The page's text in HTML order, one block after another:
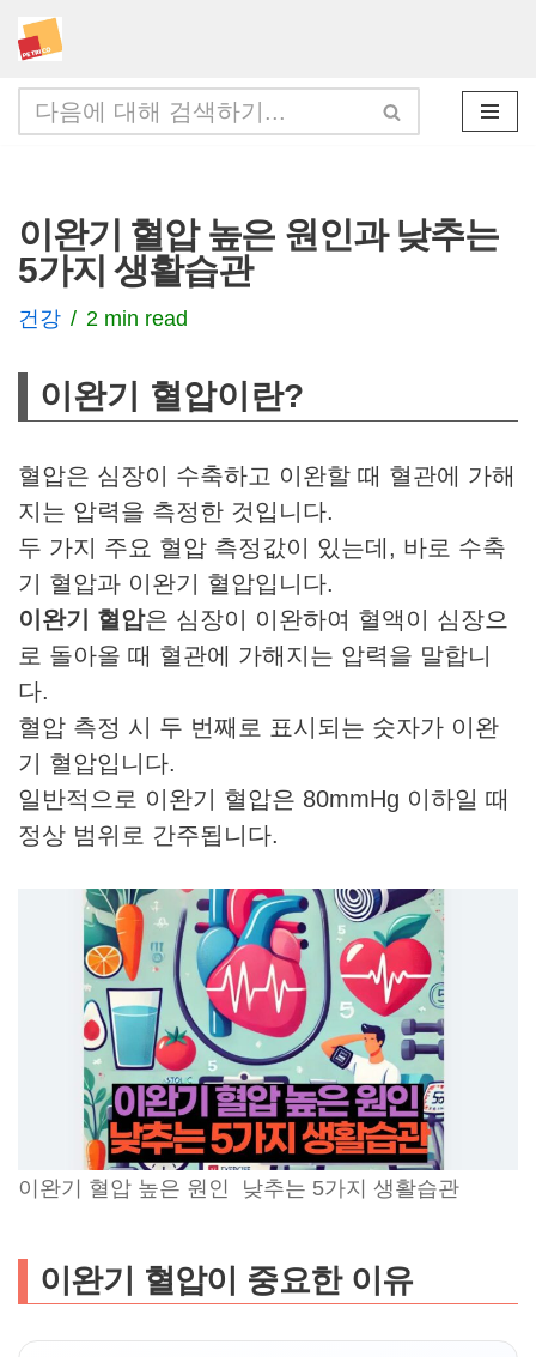
콘
텐
츠
너
뛰
기
이완기 혈압 높은 원인과 낮추는
5가지 생활습관
건강 2 min read
이완기 혈압이란?
혈압은 심장이 수축하고 이완할 때 혈관에 가해
지는 압력을 측정한 것입니다.
두 가지 주요 혈압 측정값이 있는데, 바로 수축
기 혈압과 이완기 혈압입니다.
이완기 혈압은 심장이 이완하여 혈액이 심장으
로 돌아올 때 혈관에 가해지는 압력을 말합니
다.
혈압 측정 시 두 번째로 표시되는 숫자가 이완
기 혈압입니다.
일반적으로 이완기 혈압은 80mmHg 이하일 때
정상 범위로 간주됩니다.
이완기 혈압 높은 원인 낮추는 5가지 생활습관
이완기 혈압이 중요한 이유